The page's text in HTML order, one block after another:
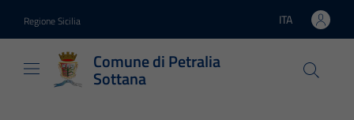
Regione Sicilia Lingua attiva:
ITA
Comune di Petralia
Sottana